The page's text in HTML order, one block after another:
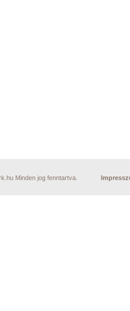
Minden jog fenntartva.